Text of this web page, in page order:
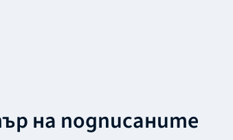
на подписаните